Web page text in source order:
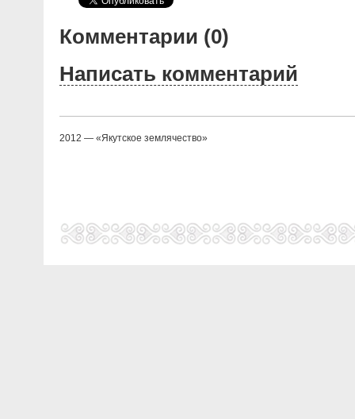
Комментарии (0)
Написать комментарий
2012 — «Якутское землячество»